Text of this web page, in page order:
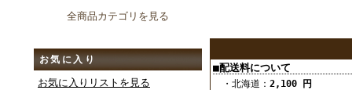
全商品カテゴリを見る
お気に入り
お気に入りリストを見る
■配送料について
・北海道： 2,100 円